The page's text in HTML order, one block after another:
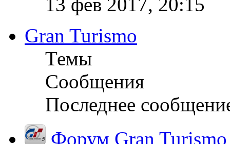
Gran Turismo
Темы
Сообщения
Последнее
Форум Gran